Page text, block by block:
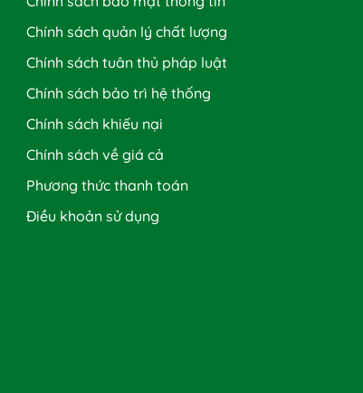
Chính sách quản lý chất lượng
Chính sách tuân thủ pháp luật
Chính sách bảo trì hệ thống
Chính sách khiếu nại
Chính sách về giá cả
Phương thức thanh toán
Điều khoản sử dụng